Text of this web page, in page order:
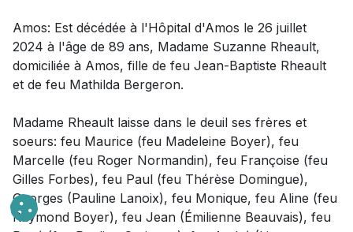
Amos: Est décédée à l'Hôpital d'Amos le 26 juillet
2024 à l'âge de 89 ans, Madame Suzanne Rheault,
domiciliée à Amos, fille de feu Jean-Baptiste Rheault
et de feu Mathilda Bergeron.
Madame Rheault laisse dans le deuil ses frères et
soeurs: feu Maurice (feu Madeleine Boyer), feu
Marcelle (feu Roger Normandin), feu Françoise (feu
Gilles Forbes), feu Paul (feu Thérèse Domingue),
Georges (Pauline Lanoix), feu Monique, feu Aline (feu
Raymond Boyer), feu Jean (Émilienne Beauvais), feu